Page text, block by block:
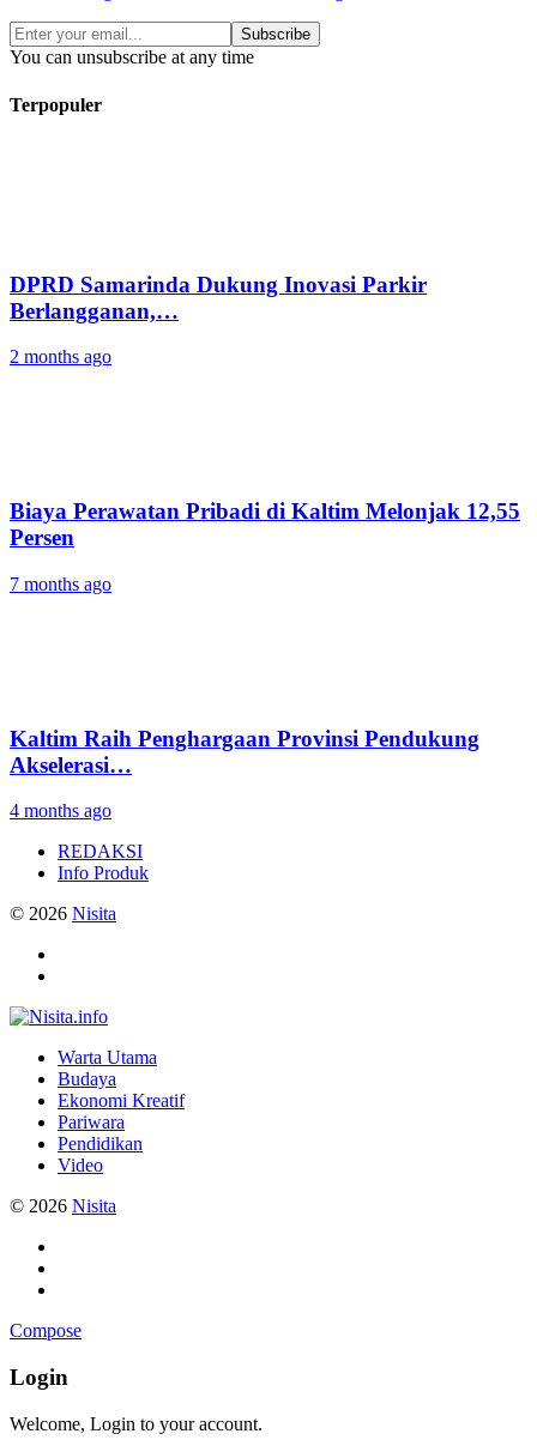
Subscribe
You can unsubscribe at any time
Terpopuler
DPRD Samarinda Dukung Inovasi Parkir
Berlangganan,…
2 months ago
Biaya Perawatan Pribadi di Kaltim Melonjak 12,55
Persen
7 months ago
Kaltim Raih Penghargaan Provinsi Pendukung
Akselerasi…
4 months ago
REDAKSI
Info Produk
© 2026 Nisita
Warta Utama
Budaya
Ekonomi Kreatif
Pariwara
Pendidikan
Video
© 2026 Nisita
Compose
Login
Welcome, Login to your account.